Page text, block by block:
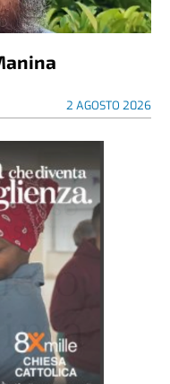
2 AGOSTO 2026